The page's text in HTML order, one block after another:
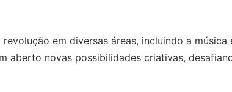
em diversas áreas, incluindo a música
aberto novas possibilidades criativas,